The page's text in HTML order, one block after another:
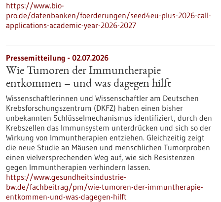
https://www.bio-
pro.de/datenbanken/foerderungen/seed4eu-plus-2026-call-
applications-academic-year-2026-2027
Pressemitteilung - 02.07.2026
Wie Tumoren der Immuntherapie
entkommen – und was dagegen hilft
Wissenschaftlerinnen und Wissenschaftler am Deutschen
Krebsforschungszentrum (DKFZ) haben einen bisher
unbekannten Schlüsselmechanismus identifiziert, durch den
Krebszellen das Immunsystem unterdrücken und sich so der
Wirkung von Immuntherapien entziehen. Gleichzeitig zeigt
die neue Studie an Mäusen und menschlichen Tumorproben
einen vielversprechenden Weg auf, wie sich Resistenzen
gegen Immuntherapien verhindern lassen.
https://www.gesundheitsindustrie-
bw.de/fachbeitrag/pm/wie-tumoren-der-immuntherapie-
entkommen-und-was-dagegen-hilft